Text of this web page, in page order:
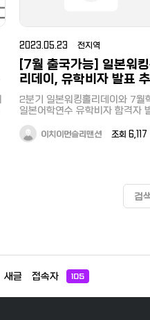
2023.05.23 전지역
[7월 출국가능] 일본워
리데이, 유학비자 발표
먼슬리맨션
2분기 일본워킹홀리데이와 7월
일본어학연수 유학비자 합격자
가능한 먼슬리맨션 문의가 늘어
있습니다만 곧 정리해서 올려드
연락처를 통해 문의주시기 바랍
이치이먼슬리맨션 조회
검
새글 접속자 105